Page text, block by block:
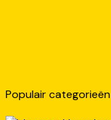
Populair categorieën